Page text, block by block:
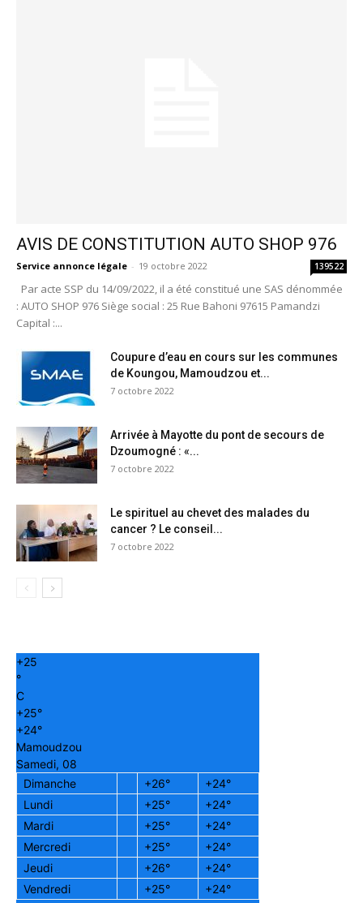
AVIS DE CONSTITUTION AUTO SHOP 976
Service annonce légale - 19 octobre 2022 139522
Par acte SSP du 14/09/2022, il a été constitué une SAS dénommée
: AUTO SHOP 976 Siège social : 25 Rue Bahoni 97615 Pamandzi
Capital :...
Coupure d’eau en cours sur les communes
de Koungou, Mamoudzou et...
7 octobre 2022
Arrivée à Mayotte du pont de secours de
Dzoumogné : «...
7 octobre 2022
Le spirituel au chevet des malades du
cancer ? Le conseil...
7 octobre 2022
+25
°
C
+25°
+24°
Mamoudzou
Samedi, 08
Dimanche
+26° +24°
Lundi
+25° +24°
Mardi
+25° +24°
Mercredi
+25° +24°
Jeudi
+26° +24°
Vendredi
+25° +24°